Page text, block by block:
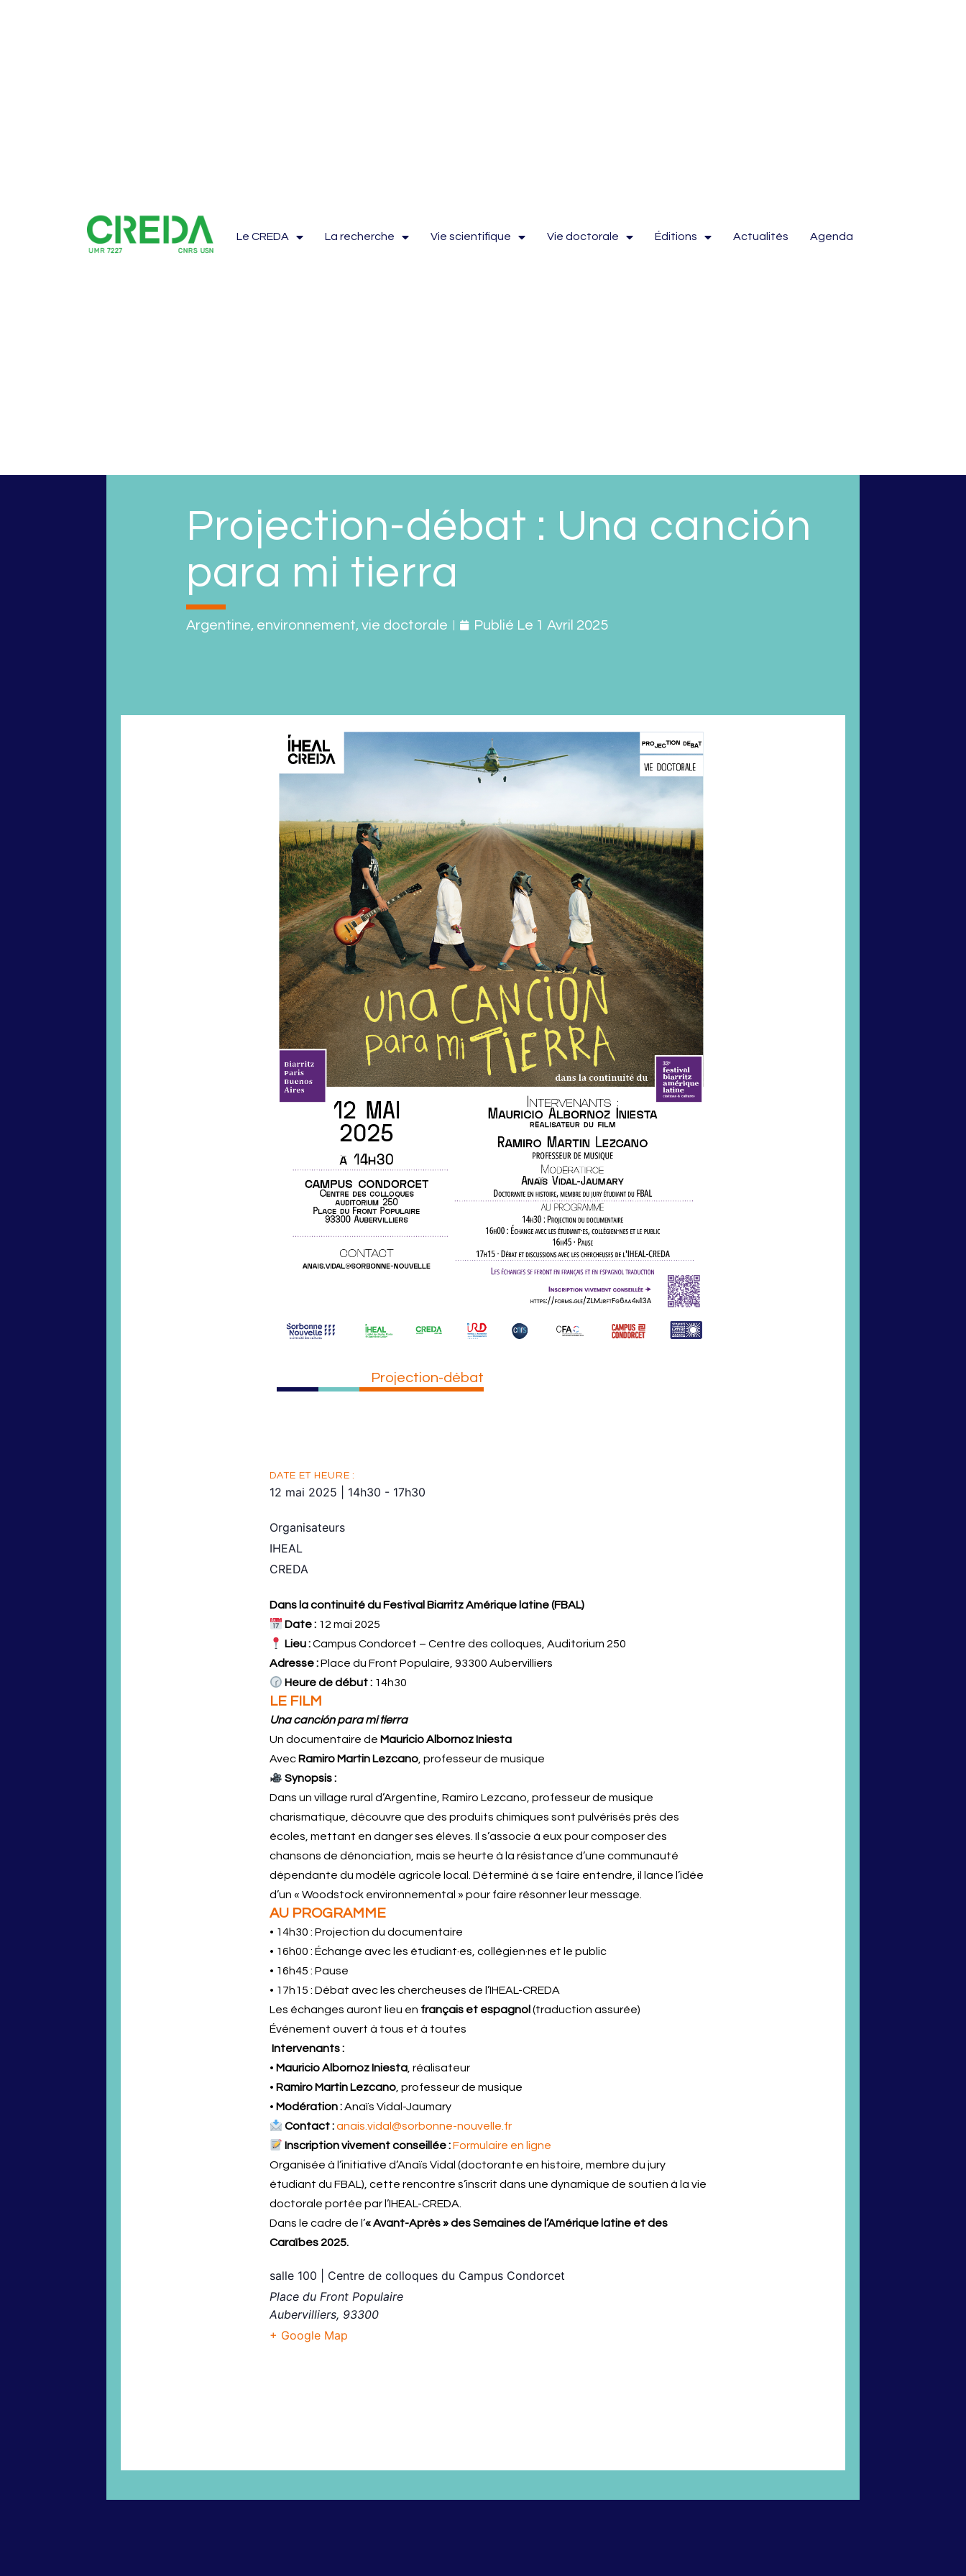
Le CREDA La recherche Vie scientifique Vie doctorale Éditions Actualités Agenda
Projection-débat : Una canción
para mi tierra
Argentine, environnement, vie doctorale Publié Le 1 Avril 2025
Projection-débat
DATE ET HEURE :
12 mai 2025 14h30 - 17h30
Organisateurs
IHEAL
CREDA
Dans la continuité du Festival Biarritz Amérique latine (FBAL)
Date : 12 mai 2025
Lieu :Campus Condorcet – Centre des colloques, Auditorium 250
Adresse :Place du Front Populaire, 93300 Aubervilliers
Heure de début : 14h30
LE FILM
Una canción para mi tierra
Un documentaire de Mauricio Albornoz Iniesta
Avec Ramiro Martin Lezcano , professeur de musique
Synopsis :
Dans un village rural d’Argentine, Ramiro Lezcano, professeur de musique
charismatique, découvre que des produits chimiques sont pulvérisés près des
écoles, mettant en danger ses élèves. Il s’associe à eux pour composer des
chansons de dénonciation, mais se heurte à la résistance d’une communauté
dépendante du modèle agricole local. Déterminé à se faire entendre, il lance l’idée
d’un « Woodstock environnemental » pour faire résonner leur message.
AU PROGRAMME
• 14h30 : Projection du documentaire
• 16h00 : Échange avec les étudiant·es, collégien·nes et le public
• 16h45 : Pause
• 17h15 : Débat avec les chercheuses de l’IHEAL-CREDA
Les échanges auront lieu en français et espagnol (traduction assurée)
Événement ouvert à tous et à toutes
Intervenants :
• Mauricio Albornoz Iniesta , réalisateur
• Ramiro Martin Lezcano , professeur de musique
• Modération :Anaïs Vidal-Jaumary
Contact : anais.vidal@sorbonne-nouvelle.fr
Inscription vivement conseillée : Formulaire en ligne
Organisée à l’initiative d’Anaïs Vidal (doctorante en histoire, membre du jury
étudiant du FBAL), cette rencontre s’inscrit dans une dynamique de soutien à la vie
doctorale portée par l’IHEAL-CREDA.
Dans le cadre de l’« Avant-Après » des Semaines de l’Amérique latine et des
Caraïbes 2025.
salle 100 | Centre de colloques du Campus Condorcet
Place du Front Populaire
Aubervilliers, 93300
+ Google Map